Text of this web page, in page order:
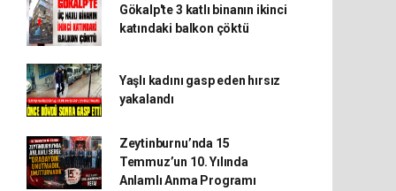
Gökalp'te 3 katlı binanın ikinci
katındaki balkon çöktü
Yaşlı kadını gasp eden hırsız
yakalandı
Zeytinburnu’nda 15
Temmuz’un 10. Yılında
Anlamlı Anma Programı